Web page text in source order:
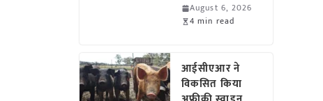
August 6, 2026
4 min read
आईसीएआर ने
विकसित किया